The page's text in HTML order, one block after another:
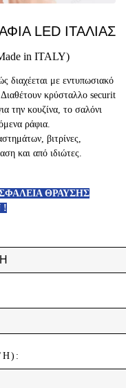
LED ΙΤΑΛΙΑΣ
in ITALY)
με εντυπωσιακό
κρύσταλλο securit
την κουζίνα, το σαλόνι
ράφια.
βιτρίνες,
και από ιδιώτες.
ΘΡΑΥΣΗΣ
!